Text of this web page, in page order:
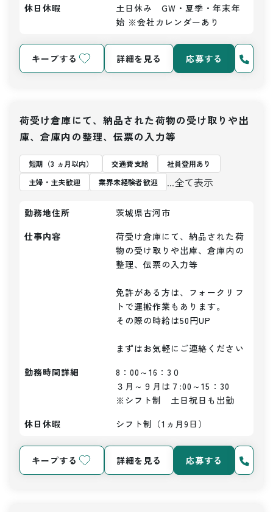
休日休暇
土日休み　GW・夏季・年末年
始 ※会社カレンダーあり
キープする 詳細を見る 応募する
荷受け倉庫にて、納品された荷物の受け取りや出
庫、倉庫内の整理、伝票の入力等
短期（3 ヵ月以内） 交通費支給
社員登用あり
主婦・主夫歓迎
業界未経験者歓迎 ...全て表示
勤務地住所
茨城県古河市
仕事内容
荷受け倉庫にて、納品された荷
物の受け取りや出庫、倉庫内の
整理、伝票の入力等
免許がある方は、フォークリフ
トで運搬作業もあります。
その際の時給は50円UP
まずはお気軽にご連絡ください
勤務時間詳細
8：00～16：3０
３月～９月は７:00～15：30
※シフト制　土日祝日も出勤
休日休暇
シフト制（1ヵ月9日）
キープする 詳細を見る 応募する